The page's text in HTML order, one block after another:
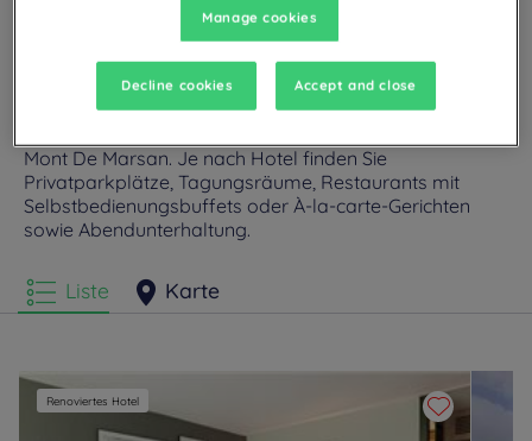
Unsere Hotels in Mont De Marsan
Mont De Marsan. Je nach Hotel finden Sie
Privatparkplätze, Tagungsräume, Restaurants mit
Selbstbedienungsbuffets oder À-la-carte-Gerichten
sowie Abendunterhaltung.
Liste Karte
Renoviertes Hotel
Manage cookies
Decline cookies Accept and close